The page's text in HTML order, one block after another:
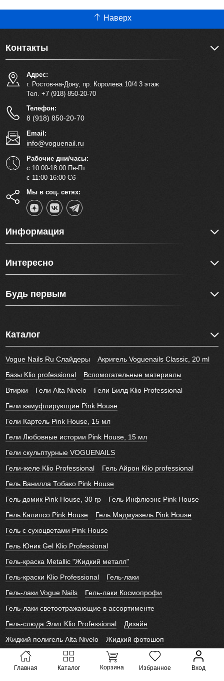
Главная Каталог Корзина Избранное Вход
Наверх
Контакты
Адрес:
г. Ростов-на-Дону, пр. Королева 10/4 3 этаж
Тел. +7 (918) 850-20-70
Телефон:
8 (918) 850-20-70
Email:
info@voguenail.ru
Рабочие дни/часы:
с 10:00-18:00 Пн-Пт
с 11:00-16:00 Сб
Мы в соц. сетях:
Информация
Интересно
Будь первым
Каталог
Vogue Nails Ru Слайдеры
Акригель Voguenails Classic, 20 ml
Базы Klio professional
Вспомогательные материалы
Втирки
Гели Alta Nivelo
Гели Билд Klio Professional
Гели камуфлирующие Pink House
Гели Картель Pink House, 15 мл
Гели Любовные истории Pink House, 15 мл
Гели скульптурные VOGUENAILS
Гели-желе Klio Professional
Гель Айрон Klio professional
Гель Ванилла Тобако Pink House
Гель домик Pink House, 30 гр
Гель Инфлюэнс Pink House
Гель Калипсо Pink House
Гель Мадмуазель Pink House
Гель с сухоцветами Pink House
Гель Юник Gel Klio Professional
Гель-краска Metallic "Жидкий металл"
Гель-краски Klio Professional
Гель-лаки
Гель-лаки Vogue Nails
Гель-лаки Космопрофи
Гель-лаки светоотражающие в ассортименте
Гель-слюда Элит Klio Professional
Дизайн
Жидкий полигель Alta Nivelo
Жидкий фотошоп
Инструменты Klio professional
Корректор
Космопрофи
Лайк Слайдеры
Лаки для ногтей Alta Nivelo